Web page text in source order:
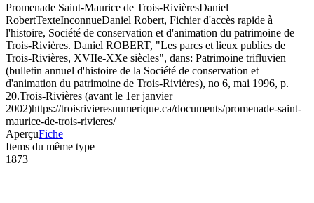
Promenade Saint-Maurice de Trois-RivièresDaniel
RobertTexteInconnueDaniel Robert, Fichier d'accès rapide à
l'histoire, Société de conservation et d'animation du patrimoine de
Trois-Rivières. Daniel ROBERT, "Les parcs et lieux publics de
Trois-Rivières, XVIIe-XXe siècles", dans: Patrimoine trifluvien
(bulletin annuel d'histoire de la Société de conservation et
d'animation du patrimoine de Trois-Rivières), no 6, mai 1996, p.
20.Trois-Rivières (avant le 1er janvier
2002)https://troisrivieresnumerique.ca/documents/promenade-saint-
maurice-de-trois-rivieres/
AperçuFiche
Items du même type
1873